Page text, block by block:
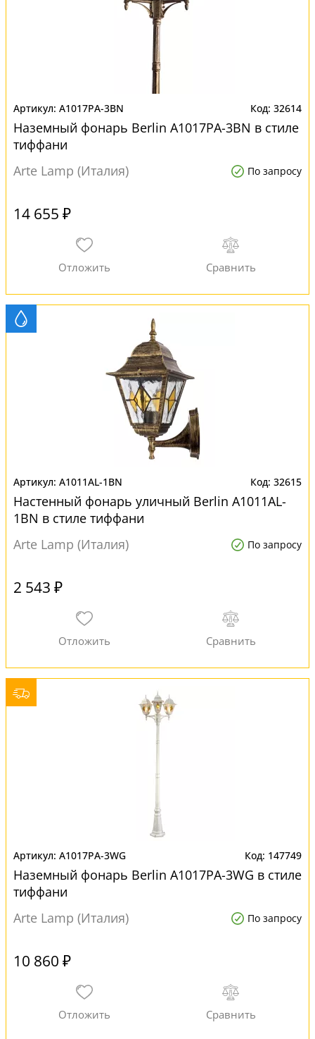
A1017PA-3BN 32614
Наземный фонарь Berlin A1017PA-3BN в стиле
тиффани
Arte Lamp (Италия)
По запросу
14 655 ₽
A1011AL-1BN 32615
Настенный фонарь уличный Berlin A1011AL-
1BN в стиле тиффани
Arte Lamp (Италия)
По запросу
2 543 ₽
A1017PA-3WG 147749
Наземный фонарь Berlin A1017PA-3WG в стиле
тиффани
Arte Lamp (Италия)
По запросу
10 860 ₽